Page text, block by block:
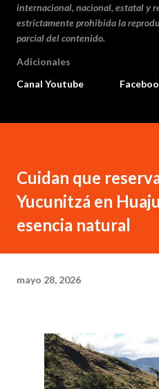
internacional, nacional, estatal y
estrictamente prohibida la
parcial del contenido.
Adicionales
Canal Youtube
Cuidan que
Yucunitzá en
esencia natural
mayo 28, 2026